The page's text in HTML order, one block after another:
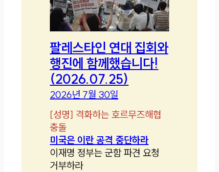
팔레스타인 연대 집회와
행진에 함께했습니다!
(2026.07.25)
2026년 7월 30일
[성명] 격화하는 호르무즈해협
충돌
미국은 이란 공격 중단하라
이재명 정부는 군함 파견 요청
거부하라